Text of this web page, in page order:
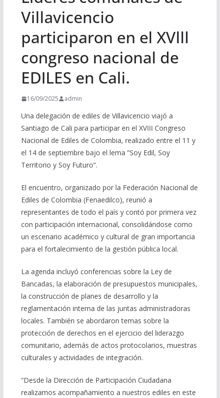
Villavicencio
participaron en el XVlll
congreso nacional de
EDILES en Cali.
16/09/2025 admin
Una delegación de ediles de Villavicencio viajó a
Santiago de Cali para participar en el XVIII Congreso
Nacional de Ediles de Colombia, realizado entre el 11 y
el 14 de septiembre bajo el lema ”Soy Edil, Soy
Territorio y Soy Futuro”.
El encuentro, organizado por la Federación Nacional de
Ediles de Colombia (Fenaedilco), reunió a
representantes de todo el país y contó por primera vez
con participación internacional, consolidándose como
un escenario académico y cultural de gran importancia
para el fortalecimiento de la gestión pública local.
La agenda incluyó conferencias sobre la Ley de
Bancadas, la elaboración de presupuestos municipales,
la construcción de planes de desarrollo y la
reglamentación interna de las juntas administradoras
locales. También se abordaron temas sobre la
protección de derechos en el ejercicio del liderazgo
comunitario, además de actos protocolarios, muestras
culturales y actividades de integración.
“Desde la Dirección de Participación Ciudadana
realizamos acompañamiento a nuestros ediles en este